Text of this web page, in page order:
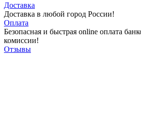
Доставка
Доставка в любой город России!
Оплата
Безопасная и быстрая online оплата
комиссии!
Отзывы